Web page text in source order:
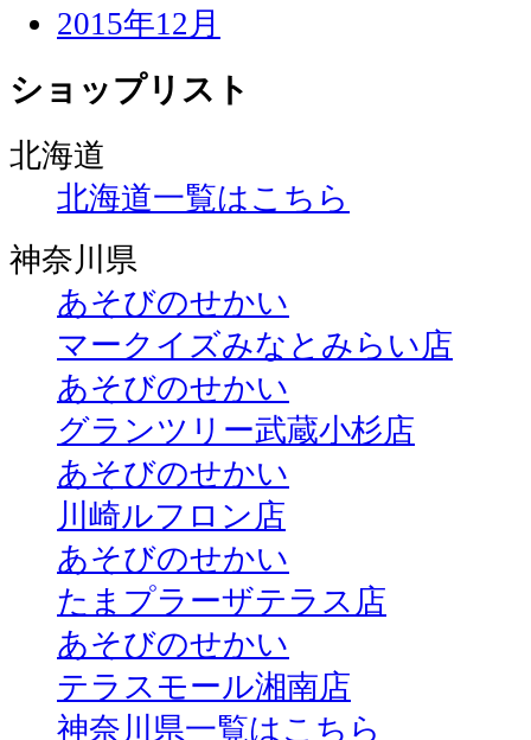
2015年12月
ショップリスト
北海道
北海道一覧はこちら
神奈川県
あそびのせかい
マークイズみなとみらい店
あそびのせかい
グランツリー武蔵小杉店
あそびのせかい
川崎ルフロン店
あそびのせかい
たまプラーザテラス店
あそびのせかい
テラスモール湘南店
神奈川県一覧はこちら